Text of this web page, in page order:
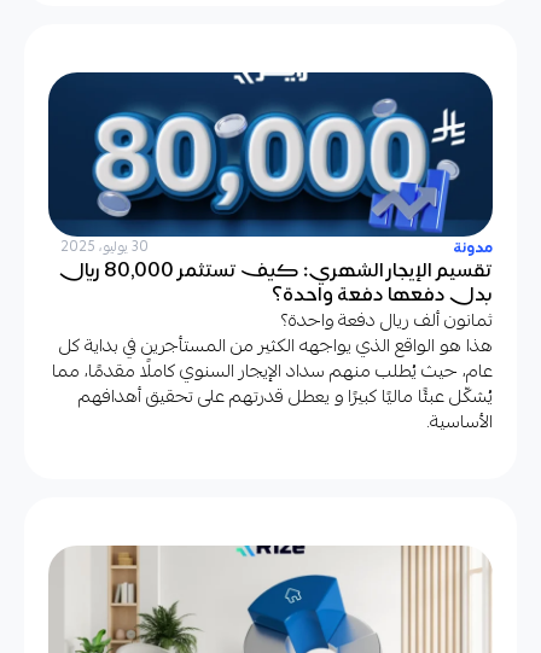
مدونة 30 يوليو، 2025
تقسيم الإيجار الشهري: كيف تستثمر 80,000 ريال
بدل دفعها دفعة واحدة؟
ثمانون ألف ريال دفعة واحدة؟
هذا هو الواقع الذي يواجهه الكثير من المستأجرين في بداية كل
عام، حيث يُطلب منهم سداد الإيجار السنوي كاملًا مقدمًا، مما
يُشكّل عبئًا ماليًا كبيرًا و يعطل قدرتهم على تحقيق أهدافهم
الأساسية.